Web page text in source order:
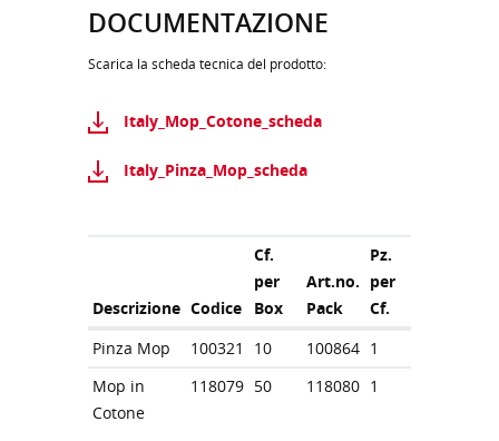
DOCUMENTAZIONE
Scarica la scheda tecnica del prodotto:
Italy_Mop_Cotone_scheda
Italy_Pinza_Mop_scheda
Descrizione Codice
Cf.
per
Box
Art.no.
Pack
Pz.
per
Cf.
Pinza Mop
100321 10 100864 1
Mop in
Cotone
118079 50 118080 1